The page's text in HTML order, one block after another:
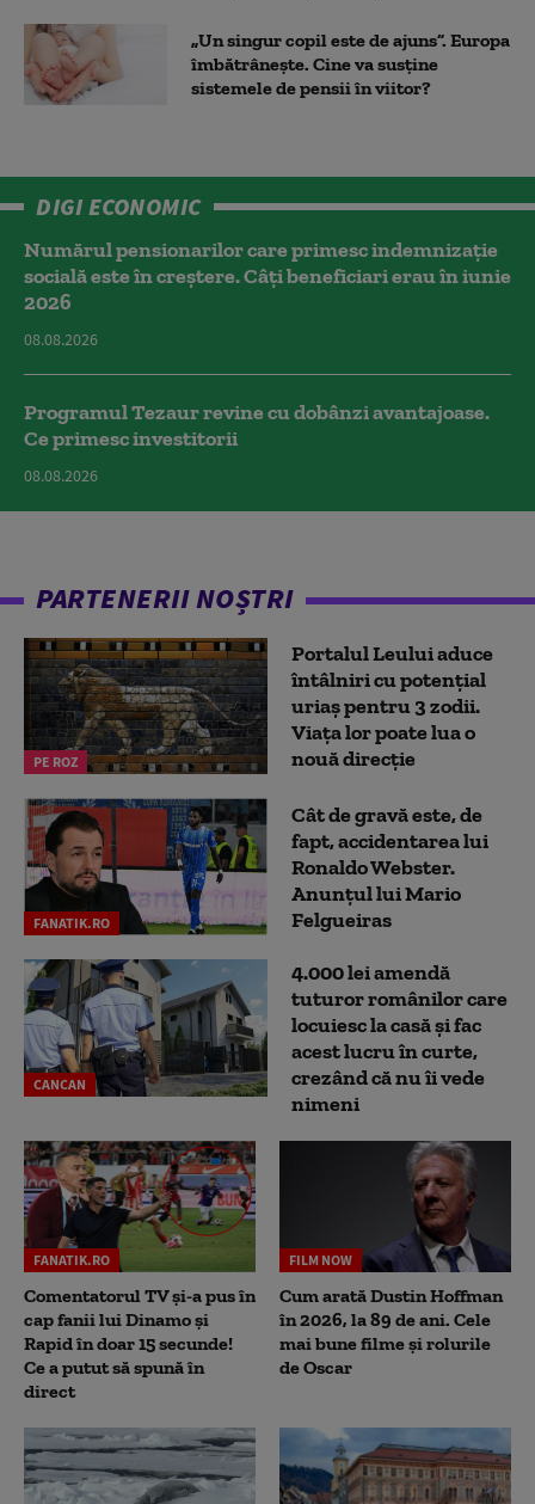
„Un singur copil este de ajuns”. Europa
îmbătrânește. Cine va susține
sistemele de pensii în viitor?
DIGI ECONOMIC
Numărul pensionarilor care primesc indemnizaţie
socială este în creștere. Câți beneficiari erau în iunie
2026
08.08.2026
Programul Tezaur revine cu dobânzi avantajoase.
Ce primesc investitorii
08.08.2026
PARTENERII NOȘTRI
PE ROZ
Portalul Leului aduce
întâlniri cu potențial
uriaș pentru 3 zodii.
Viața lor poate lua o
nouă direcție
FANATIK.RO
Cât de gravă este, de
fapt, accidentarea lui
Ronaldo Webster.
Anunțul lui Mario
Felgueiras
CANCAN
4.000 lei amendă
tuturor românilor care
locuiesc la casă și fac
acest lucru în curte,
crezând că nu îi vede
nimeni
FANATIK.RO
Comentatorul TV și-a pus în
cap fanii lui Dinamo și
Rapid în doar 15 secunde!
Ce a putut să spună în
direct
FILM NOW
Cum arată Dustin Hoffman
în 2026, la 89 de ani. Cele
mai bune filme și rolurile
de Oscar